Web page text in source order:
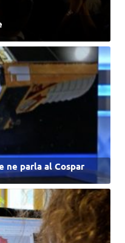
ne parla al Cospar